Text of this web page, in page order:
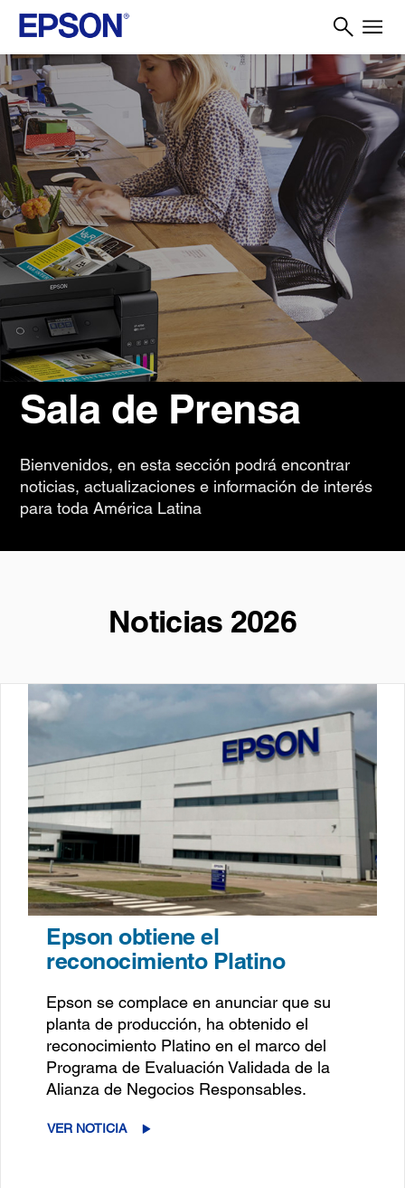
Sala de Prensa
Bienvenidos, en esta sección podrá encontrar
noticias, actualizaciones e información de interés
para toda América Latina
Noticias 2026
Epson obtiene el
reconocimiento Platino
Epson se complace en anunciar que su
planta de producción, ha obtenido el
reconocimiento Platino en el marco del
Programa de Evaluación Validada de la
Alianza de Negocios Responsables.
VER NOTICIA